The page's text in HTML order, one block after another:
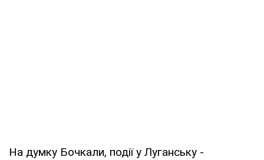
На думку Бочкали, події у Луганську -